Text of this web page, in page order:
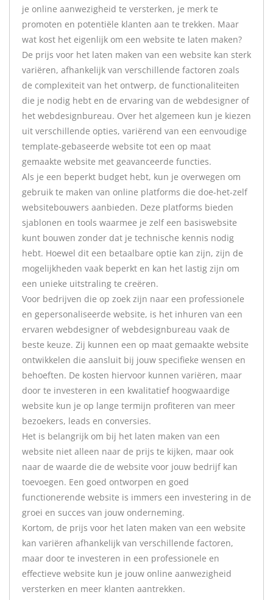
je online aanwezigheid te versterken, je merk te
promoten en potentiële klanten aan te trekken. Maar
wat kost het eigenlijk om een website te laten maken?
De prijs voor het laten maken van een website kan sterk
variëren, afhankelijk van verschillende factoren zoals
de complexiteit van het ontwerp, de functionaliteiten
die je nodig hebt en de ervaring van de webdesigner of
het webdesignbureau. Over het algemeen kun je kiezen
uit verschillende opties, variërend van een eenvoudige
template-gebaseerde website tot een op maat
gemaakte website met geavanceerde functies.
Als je een beperkt budget hebt, kun je overwegen om
gebruik te maken van online platforms die doe-het-zelf
websitebouwers aanbieden. Deze platforms bieden
sjablonen en tools waarmee je zelf een basiswebsite
kunt bouwen zonder dat je technische kennis nodig
hebt. Hoewel dit een betaalbare optie kan zijn, zijn de
mogelijkheden vaak beperkt en kan het lastig zijn om
een unieke uitstraling te creëren.
Voor bedrijven die op zoek zijn naar een professionele
en gepersonaliseerde website, is het inhuren van een
ervaren webdesigner of webdesignbureau vaak de
beste keuze. Zij kunnen een op maat gemaakte website
ontwikkelen die aansluit bij jouw specifieke wensen en
behoeften. De kosten hiervoor kunnen variëren, maar
door te investeren in een kwalitatief hoogwaardige
website kun je op lange termijn profiteren van meer
bezoekers, leads en conversies.
Het is belangrijk om bij het laten maken van een
website niet alleen naar de prijs te kijken, maar ook
naar de waarde die de website voor jouw bedrijf kan
toevoegen. Een goed ontworpen en goed
functionerende website is immers een investering in de
groei en succes van jouw onderneming.
Kortom, de prijs voor het laten maken van een website
kan variëren afhankelijk van verschillende factoren,
maar door te investeren in een professionele en
effectieve website kun je jouw online aanwezigheid
versterken en meer klanten aantrekken.